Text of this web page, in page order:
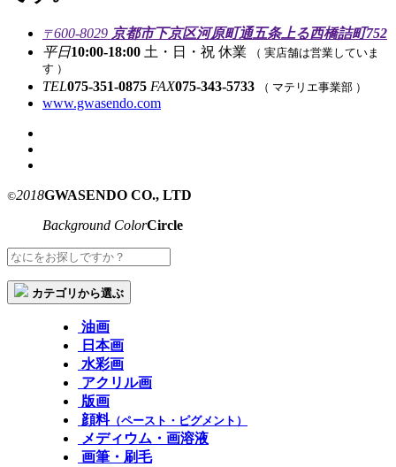
〒600-8029 京都市下京区河原町通五条上る西橋詰町752
平日10:00-18:00 土・日・祝 休業 （ 実店舗は営業していま
す ）
TEL075-351-0875 FAX075-343-5733 （ マテリエ事業部 ）
www.gwasendo.com
©2018GWASENDO CO., LTD
Background ColorCircle
カテゴリから選ぶ
油画
日本画
水彩画
アクリル画
版画
顔料（ペースト・ピグメント）
メディウム・画溶液
画筆・刷毛